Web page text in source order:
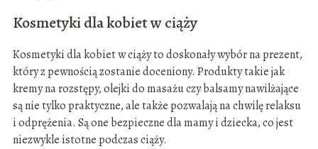
Kosmetyki dla kobiet w ciąży
Kosmetyki dla kobiet w ciąży to doskonały wybór na prezent,
który z pewnością zostanie doceniony. Produkty takie jak
kremy na rozstępy, olejki do masażu czy balsamy nawilżające
są nie tylko praktyczne, ale także pozwalają na chwilę relaksu
i odprężenia. Są one bezpieczne dla mamy i dziecka, co jest
niezwykle istotne podczas ciąży.